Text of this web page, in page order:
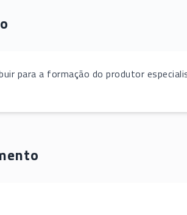
para a formação do produtor